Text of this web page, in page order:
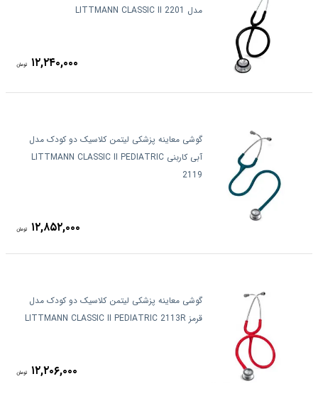
مدل 2201 LITTMANN CLASSIC II
۱۲,۲۴۰,۰۰۰ تومان
گوشی معاینه پزشکی لیتمن کلاسیک دو کودک مدل
آبی کاربنی LITTMANN CLASSIC II PEDIATRIC
2119
۱۲,۸۵۲,۰۰۰ تومان
گوشی معاینه پزشکی لیتمن کلاسیک دو کودک مدل
قرمز LITTMANN CLASSIC II PEDIATRIC 2113R
۱۲,۲۰۶,۰۰۰ تومان